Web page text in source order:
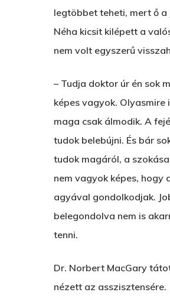
legtöbbet teheti, mert ő a
Néha kicsit kilépett a
nem volt egyszerű
– Tudja doktor úr én sok
képes vagyok. Olyasmire
maga csak álmodik. A
tudok belebújni. És bár
tudok magáról, a
nem vagyok képes, hogy
agyával gondolkodjak.
belegondolva nem is
tenni.
Dr. Norbert MacGary
nézett az asszisztensére.